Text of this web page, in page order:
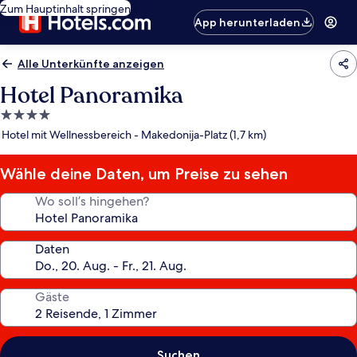
Zum Hauptinhalt springen
App herunterladen
Alle Unterkünfte anzeigen
Hotel Panoramika
4.0-
Sterne-
Hotel mit Wellnessbereich - Makedonija-Platz (1,7 km)
Wähle deine Daten, um Preise zu sehen
Wo soll’s hingehen?
Daten
Gäste